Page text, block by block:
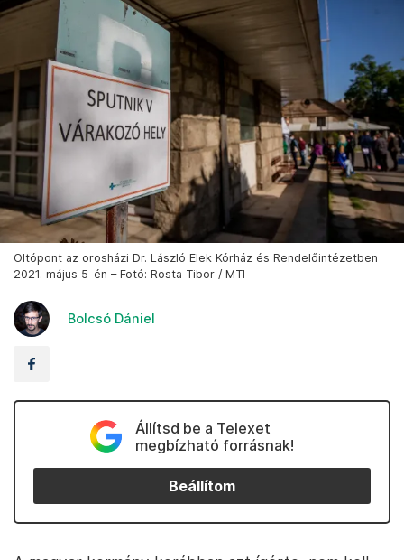
Oltópont az orosházi Dr. László Elek Kórház és Rendelőintézetben
2021. május 5-én – Fotó: Rosta Tibor / MTI
Bolcsó Dániel
Állítsd be a Telexet
megbízható forrásnak!
Beállítom